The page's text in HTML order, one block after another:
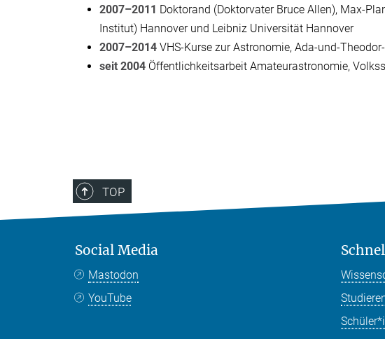
2007–2011 Doktorand (Doktorvater Bruce Allen), Max-
Institut) Hannover und Leibniz Universität Hannover
2007–2014 VHS-Kurse zur Astronomie, Ada-und-
seit 2004 Öffentlichkeitsarbeit Amateurastronomie,
TOP
Social Media
Mastodon
YouTube